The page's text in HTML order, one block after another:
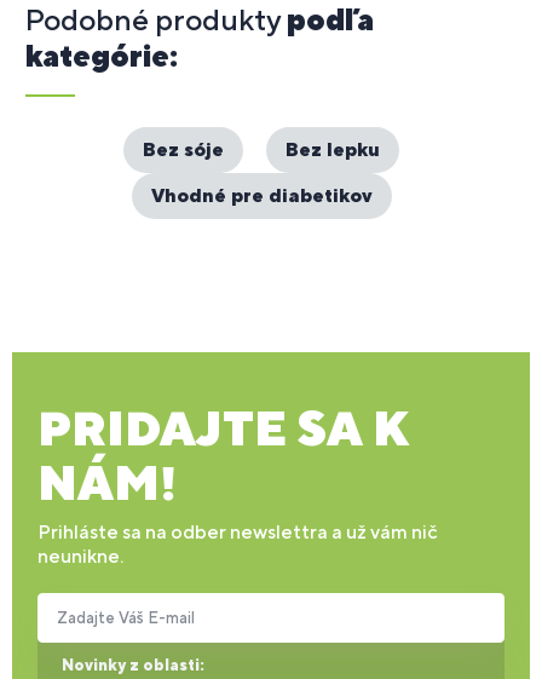
Podobné produktypodľa
kategórie:
Bez sóje
Bez lepku
Vhodné pre diabetikov
PRIDAJTE SA K
NÁM!
Prihláste sa na odber newslettra a už vám nič
neunikne.
Novinky z oblasti:
Zadajte Váš E-mail